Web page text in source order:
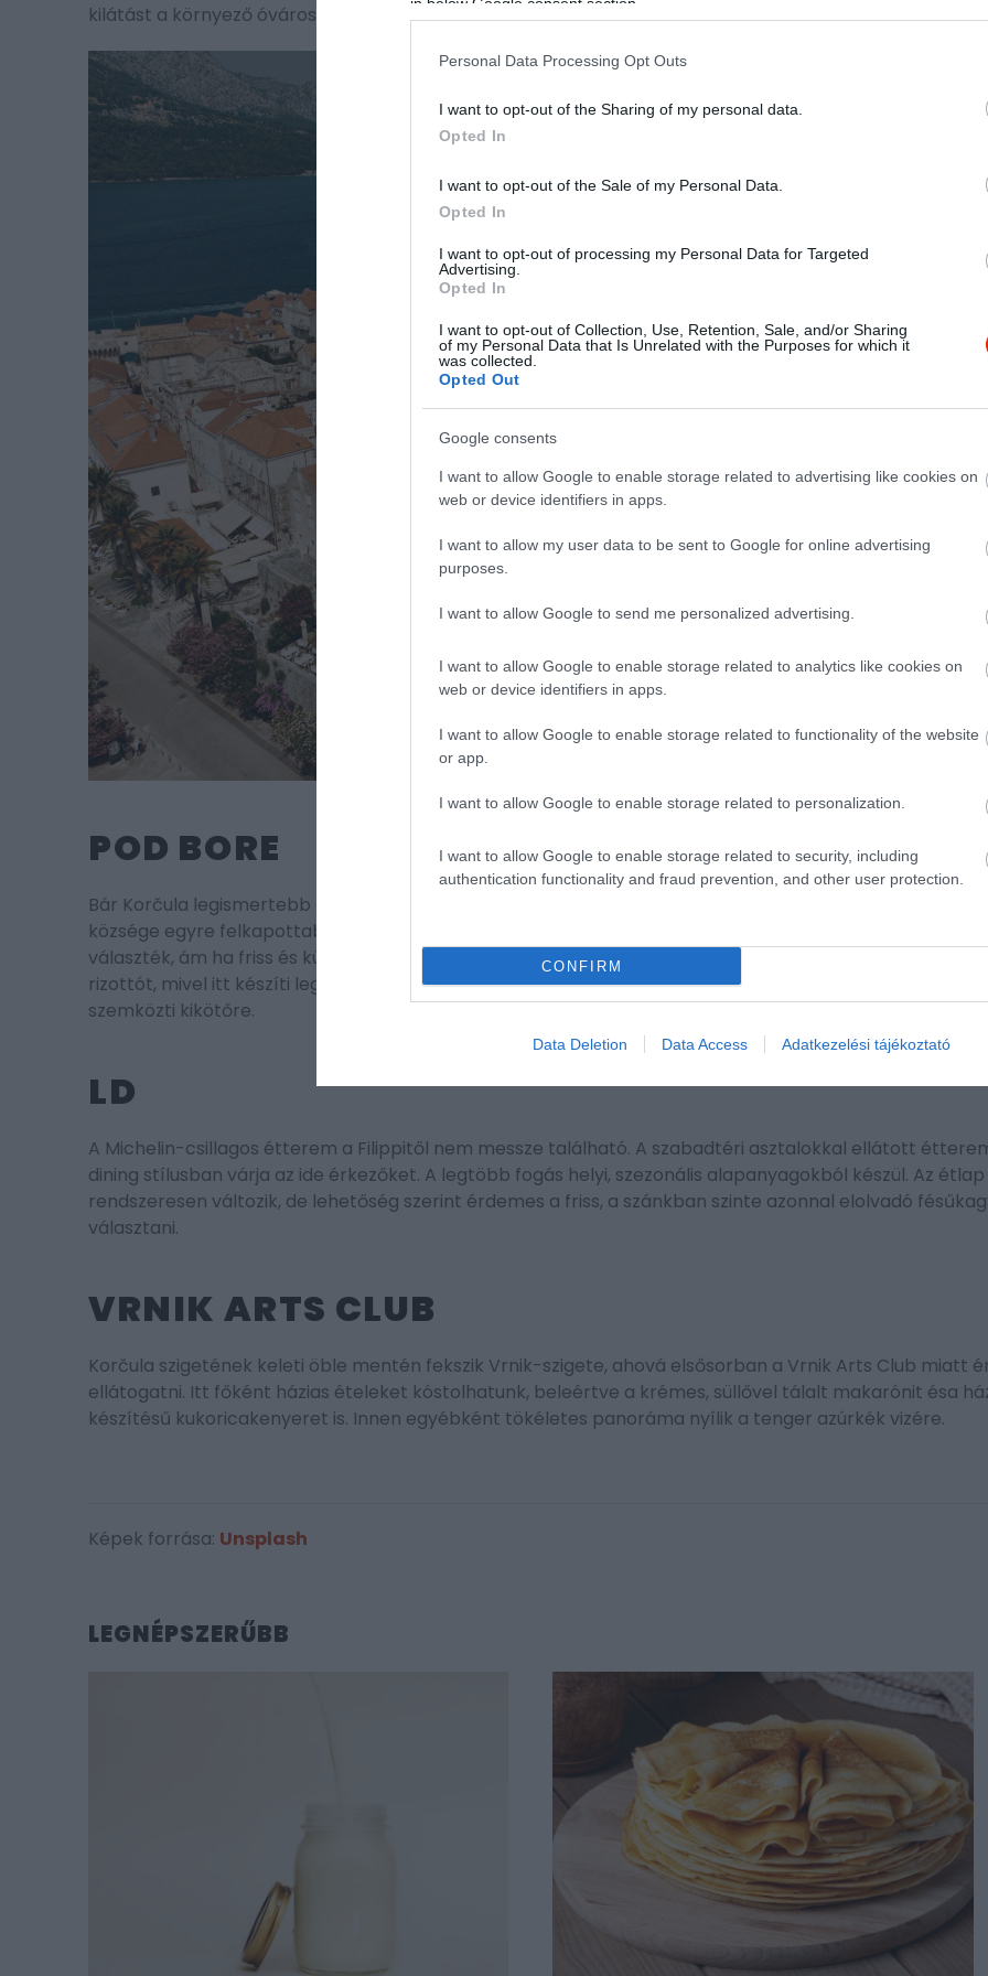
Personal Data Processing Opt Outs
I want to opt-out of the Sharing of my personal data.
Opted In
I want to opt-out of the Sale of my Personal Data.
Opted In
I want to opt-out of processing my Personal Data for Targeted
Advertising.
Opted In
I want to opt-out of Collection, Use, Retention, Sale, and/or Sharing
of my Personal Data that Is Unrelated with the Purposes for which it
was collected.
Opted Out
Google consents
I want to allow Google to enable storage related to advertising like cookies on
web or device identifiers in apps.
I want to allow my user data to be sent to Google for online advertising
purposes.
I want to allow Google to send me personalized advertising.
I want to allow Google to enable storage related to analytics like cookies on
web or device identifiers in apps.
I want to allow Google to enable storage related to functionality of the website
or app.
I want to allow Google to enable storage related to personalization.
I want to allow Google to enable storage related to security, including
authentication functionality and fraud prevention, and other user protection.
CONFIRM
Data Deletion Data Access Adatkezelési tájékoztató
kilátást a környező óvárosra.
POD BORE
Bár Korčula legismertebb éttermeinek többsége keleten, az óvárosban található, a nyugaton fekvő Vela
községe egyre felkapottabb a Pod Bore nevű étteremnek köszönhetően. Az étlapon rendkívül széles a
választék, ám ha friss és különleges helyi specialitásra vágyunk, mindenképp kóstoljuk meg a fekete
rizottót, mivel itt készíti legjobban az egész térségben. Ha a teraszon kapunk helyet, tökéletes kilátás
szemközti kikötőre.
LD
A Michelin-csillagos étterem a Filippitől nem messze található. A szabadtéri asztalokkal ellátott
dining stílusban várja az ide érkezőket. A legtöbb fogás helyi, szezonális alapanyagokból készül. Az étlap
rendszeresen változik, de lehetőség szerint érdemes a friss, a szánkban szinte azonnal elolvadó
választani.
VRNIK ARTS CLUB
Korčula szigetének keleti öble mentén fekszik Vrnik-szigete, ahová elsősorban a Vrnik Arts Club miatt
ellátogatni. Itt főként házias ételeket kóstolhatunk, beleértve a krémes, süllővel tálalt makarónit ésa
készítésű kukoricakenyeret is. Innen egyébként tökéletes panoráma nyílik a tenger azúrkék vizére.
Képek forrása: Unsplash
LEGNÉPSZERŰBB